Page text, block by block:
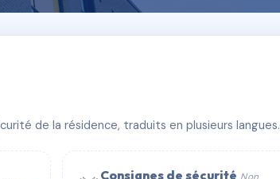
de la résidence, traduits en plusieurs langues.
Consignes de sécurité